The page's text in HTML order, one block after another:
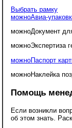
Выбрать рамку
можноАвиа-
можноДокумент
можноЭкспертиза
можноПаспорт
можноНаклейка
Помощь
Если возникли
об этом знать.